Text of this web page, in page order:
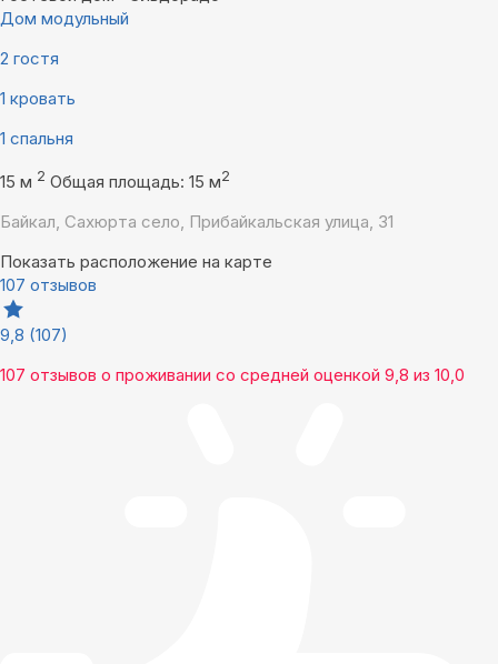
Дом модульный
2 гостя
1 кровать
1 спальня
15 м 2 Общая площадь: 15 м2
Байкал, Сахюрта село, Прибайкальская улица, 31
Показать расположение на карте
107 отзывов
9,8 (107)
107 отзывов о проживании со средней оценкой 9,8 из 10,0